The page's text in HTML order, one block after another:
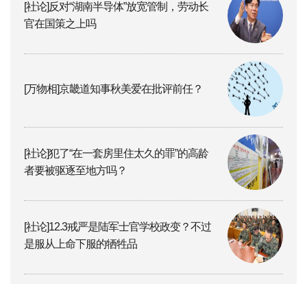
[社论]反对“湖南半导体”放宽管制，劳动长
官在国策之上吗
[万物相]京畿道知事秋美爱在批评前任？
[社论]犯了“在一套房里住太久的罪”的高龄
者要被驱逐至地方吗？
[社论]12.3戒严是陆军士官学校政变？不过
是服从上命下服的牺牲品